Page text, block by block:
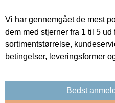
Vi har gennemgået de mest
dem med stjerner fra 1 til 5
sortimentstørrelse,
betingelser, leveringsformer
Bedst